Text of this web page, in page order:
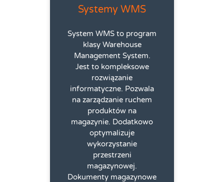
Systemy WMS
System WMS to program
klasy Warehouse
Management System.
Jest to kompleksowe
rozwiązanie
informatyczne. Pozwala
na zarządzanie ruchem
produktów na
magazynie. Dodatkowo
optymalizuje
wykorzystanie
przestrzeni
magazynowej.
Dokumenty magazynowe